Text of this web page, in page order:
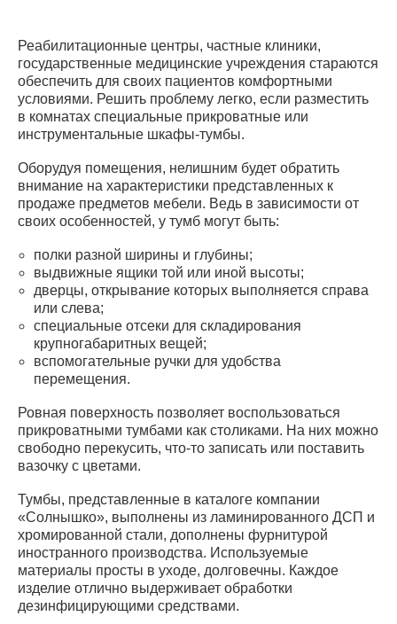
Реабилитационные центры, частные клиники,
государственные медицинские учреждения стараются
обеспечить для своих пациентов комфортными
условиями. Решить проблему легко, если разместить
в комнатах специальные прикроватные или
инструментальные шкафы-тумбы.
Оборудуя помещения, нелишним будет обратить
внимание на характеристики представленных к
продаже предметов мебели. Ведь в зависимости от
своих особенностей, у тумб могут быть:
полки разной ширины и глубины;
выдвижные ящики той или иной высоты;
дверцы, открывание которых выполняется справа
или слева;
специальные отсеки для складирования
крупногабаритных вещей;
вспомогательные ручки для удобства
перемещения.
Ровная поверхность позволяет воспользоваться
прикроватными тумбами как столиками. На них можно
свободно перекусить, что-то записать или поставить
вазочку с цветами.
Тумбы, представленные в каталоге компании
«Солнышко», выполнены из ламинированного ДСП и
хромированной стали, дополнены фурнитурой
иностранного производства. Используемые
материалы просты в уходе, долговечны. Каждое
изделие отлично выдерживает обработки
дезинфицирующими средствами.